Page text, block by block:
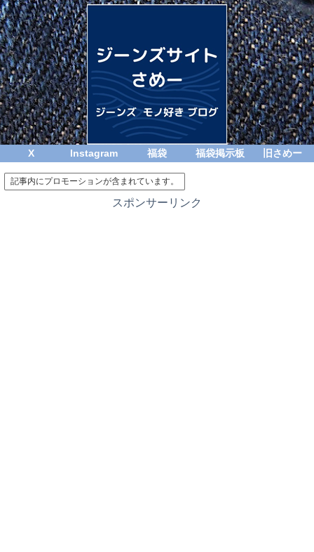
X Instagram 福袋 福袋掲示板 旧さめー
記事内にプロモーションが含まれています。
スポンサーリンク